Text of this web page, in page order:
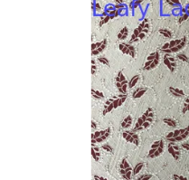
POLITIQUE